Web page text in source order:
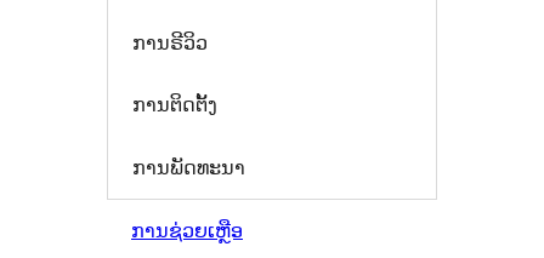
ການຣີວິວ
ການຕິດຕັ້ງ
ການພັດທະນາ
ການຊ່ວຍເຫຼືອ